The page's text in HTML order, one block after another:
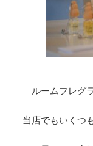
ルームフレグ
当店でもいくつ